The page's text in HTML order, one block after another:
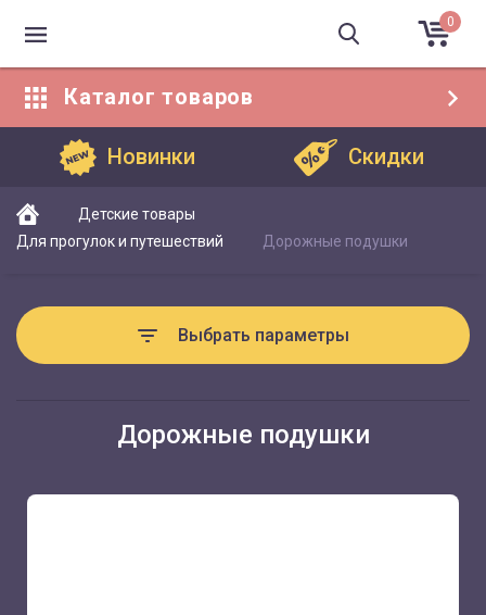
0
Каталог товаров
Новинки Скидки
Детские товары
Для прогулок и путешествий
Дорожные подушки
Выбрать параметры
Дорожные подушки